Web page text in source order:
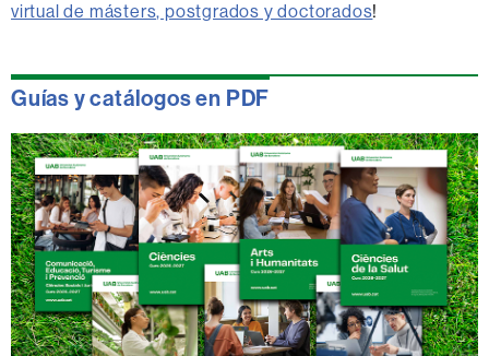
virtual de másters, postgrados y doctorados!
Guías y catálogos en PDF